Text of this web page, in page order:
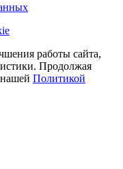
работы сайта,
Продолжая
нашей Политикой